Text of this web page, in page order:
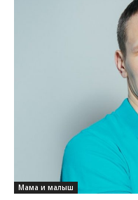
Мама и малыш